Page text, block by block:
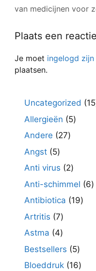
van medicijnen voor
Plaats een reactie
Je moet ingelogd zijn
plaatsen.
Uncategorized 15
Allergieën 55
Andere 2727
Angst 55
producten
Anti virus 22
Anti-schimmel 66
Antibiotica 1919
Artritis 77
producten
Astma 44
producten
Bestsellers 55
Bloeddruk 1616